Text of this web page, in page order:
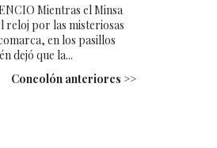
Mientras el Minsa
reloj por las misteriosas
en los pasillos
dejó que la...
Concolón anteriores >>